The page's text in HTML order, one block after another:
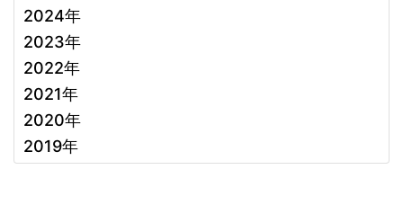
2024年
2023年
2022年
2021年
2020年
2019年